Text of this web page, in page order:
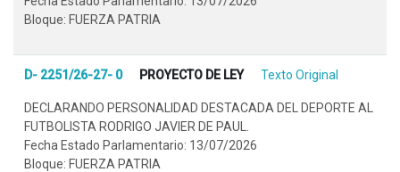
Bloque: FUERZA PATRIA
D- 2251/26-27- 0 PROYECTO DE LEY Texto Original
DECLARANDO PERSONALIDAD DESTACADA DEL DEPORTE AL
FUTBOLISTA RODRIGO JAVIER DE PAUL.
Fecha Estado Parlamentario: 13/07/2026
Bloque: FUERZA PATRIA